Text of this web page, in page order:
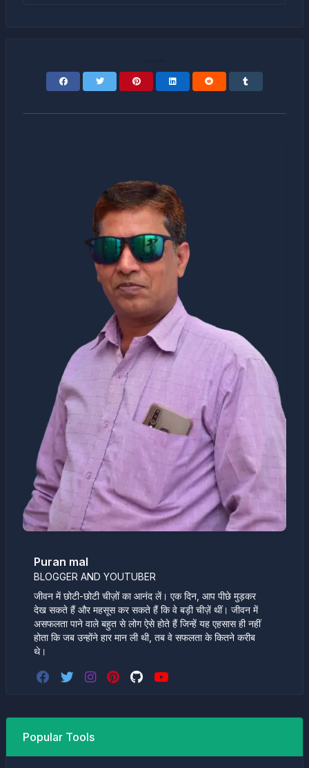
Puran mal
BLOGGER AND YOUTUBER
जीवन में छोटी-छोटी चीज़ों का आनंद लें। एक दिन, आप पीछे मुड़कर
देख सकते हैं और महसूस कर सकते हैं कि वे बड़ी चीज़ें थीं। जीवन में
असफलता पाने वाले बहुत से लोग ऐसे होते हैं जिन्हें यह एहसास ही नहीं
होता कि जब उन्होंने हार मान ली थी, तब वे सफलता के कितने करीब
थे।
Popular Tools